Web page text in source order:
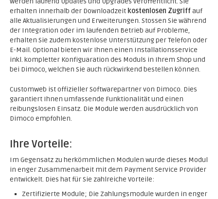
erhalten innerhalb der Downloadzeit kostenlosen Zugriffauf
alle Aktualisierungen und Erweiterungen. Stossen Sie während
der Integration oder im laufenden Betrieb auf Probleme,
erhalten Sie zudem kostenlose Unterstützung per Telefon oder
E-Mail. Optional bieten wir Ihnen einen Installationsservice
inkl. kompletter Konfiguaration des Moduls in Ihrem Shop und
bei Dimoco, welchen Sie auch rückwirkend bestellen können.
Customweb ist offizieller Softwarepartner von Dimoco. Dies
garantiert Ihnen umfassende Funktionalität und einen
reibungslosen Einsatz. Die Module werden ausdrücklich von
Dimoco empfohlen.
Ihre Vorteile:
Im Gegensatz zu herkömmlichen Modulen wurde dieses Modul
in enger Zusammenarbeit mit dem Payment Service Provider
entwickelt. Dies hat für Sie zahlreiche Vorteile:
Zertifizierte Module; Die Zahlungsmodule wurden in enger